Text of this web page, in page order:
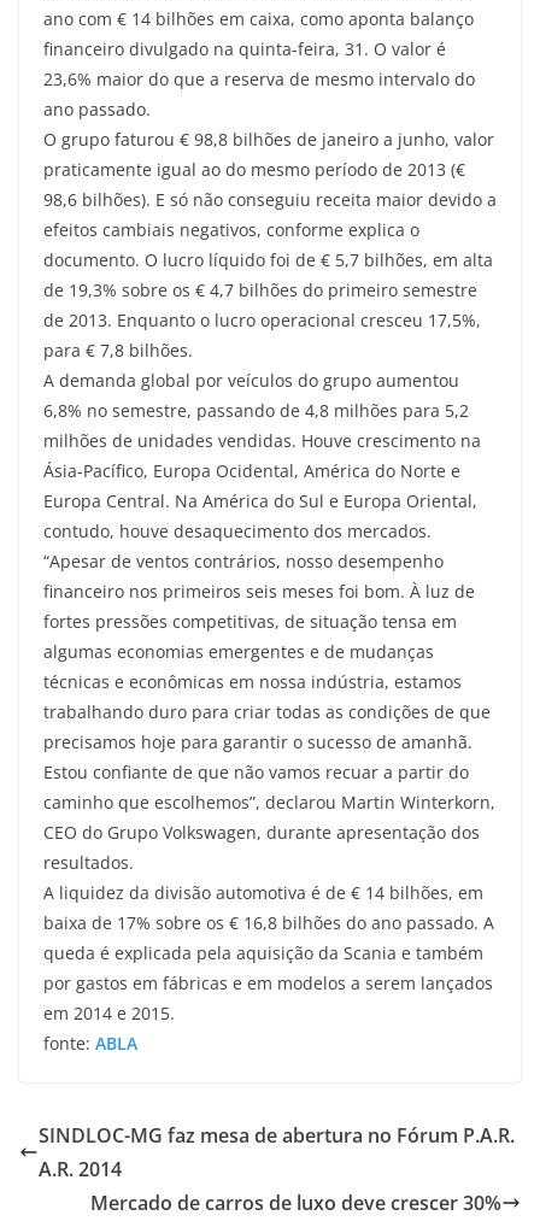
ano com € 14 bilhões em caixa, como aponta balanço
financeiro divulgado na quinta-feira, 31. O valor é
23,6% maior do que a reserva de mesmo intervalo do
ano passado.
O grupo faturou € 98,8 bilhões de janeiro a junho, valor
praticamente igual ao do mesmo período de 2013 (€
98,6 bilhões). E só não conseguiu receita maior devido a
efeitos cambiais negativos, conforme explica o
documento. O lucro líquido foi de € 5,7 bilhões, em alta
de 19,3% sobre os € 4,7 bilhões do primeiro semestre
de 2013. Enquanto o lucro operacional cresceu 17,5%,
para € 7,8 bilhões.
A demanda global por veículos do grupo aumentou
6,8% no semestre, passando de 4,8 milhões para 5,2
milhões de unidades vendidas. Houve crescimento na
Ásia-Pacífico, Europa Ocidental, América do Norte e
Europa Central. Na América do Sul e Europa Oriental,
contudo, houve desaquecimento dos mercados.
“Apesar de ventos contrários, nosso desempenho
financeiro nos primeiros seis meses foi bom. À luz de
fortes pressões competitivas, de situação tensa em
algumas economias emergentes e de mudanças
técnicas e econômicas em nossa indústria, estamos
trabalhando duro para criar todas as condições de que
precisamos hoje para garantir o sucesso de amanhã.
Estou confiante de que não vamos recuar a partir do
caminho que escolhemos”, declarou Martin Winterkorn,
CEO do Grupo Volkswagen, durante apresentação dos
resultados.
A liquidez da divisão automotiva é de € 14 bilhões, em
baixa de 17% sobre os € 16,8 bilhões do ano passado. A
queda é explicada pela aquisição da Scania e também
por gastos em fábricas e em modelos a serem lançados
em 2014 e 2015.
fonte: ABLA
SINDLOC-MG faz mesa de abertura no Fórum P.A.R.
A.R. 2014
Mercado de carros de luxo deve crescer 30%